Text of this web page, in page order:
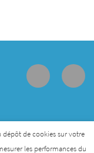
dépôt de cookies sur votre
les performances du